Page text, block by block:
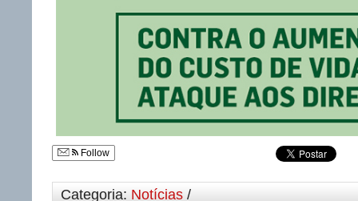
Follow
Categoria: Notícias /